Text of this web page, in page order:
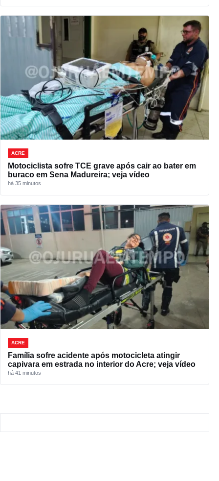
ACRE
Motociclista sofre TCE grave após cair ao bater em
buraco em Sena Madureira; veja vídeo
há 35 minutos
ACRE
Família sofre acidente após motocicleta atingir
capivara em estrada no interior do Acre; veja vídeo
há 41 minutos